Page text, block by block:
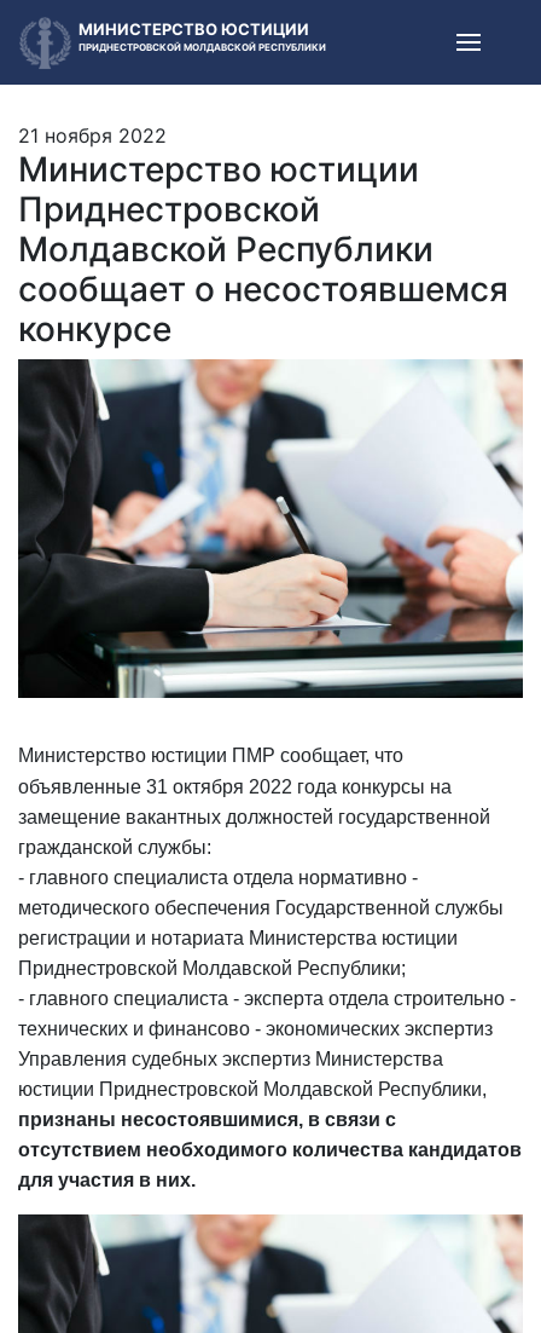
МИНИСТЕРСТВО ЮСТИЦИИ
ПРИДНЕСТРОВСКОЙ МОЛДАВСКОЙ РЕСПУБЛИКИ
21 ноября 2022
Министерство юстиции
Приднестровской
Молдавской Республики
сообщает о несостоявшемся
конкурсе
Министерство юстиции ПМР сообщает, что
объявленные 31 октября 2022 года конкурсы на
замещение вакантных должностей государственной
гражданской службы:
- главного специалиста отдела нормативно -
методического обеспечения Государственной службы
регистрации и нотариата Министерства юстиции
Приднестровской Молдавской Республики;
- главного специалиста - эксперта отдела строительно -
технических и финансово - экономических экспертиз
Управления судебных экспертиз Министерства
юстиции Приднестровской Молдавской Республики,
признаны несостоявшимися, в связи с
отсутствием необходимого количества кандидатов
для участия в них.